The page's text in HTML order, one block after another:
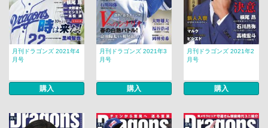
月刊ドラゴンズ 2021年4
月号
購入
月刊ドラゴンズ 2021年3
月号
購入
月刊ドラゴンズ 2021年2
月号
購入